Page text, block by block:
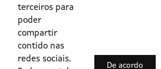
terceiros para
poder
compartir
contido nas
redes sociais.
De acordo